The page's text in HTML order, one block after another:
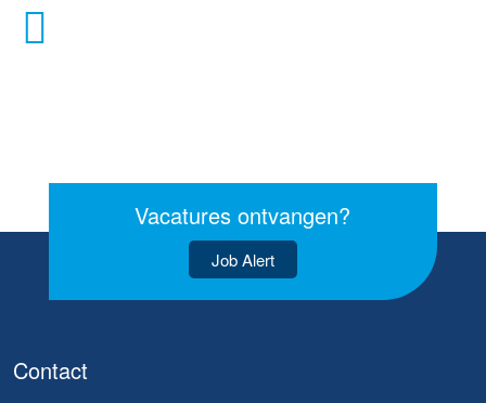
Vacatures ontvangen?
Job Alert
Contact